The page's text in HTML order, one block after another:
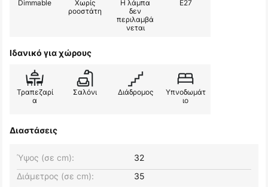
Dimmable
Χωρίς
ροοστάτη
Η λάμπα
δεν
περιλαμβά
νεται
E27
Ιδανικό για χώρους
Τραπεζαρί
α
Σαλόνι Διάδρομος
Υπνοδωμάτ
ιο
Διαστάσεις
Ύψος (σε cm):
32
Διάμετρος (σε cm):
35